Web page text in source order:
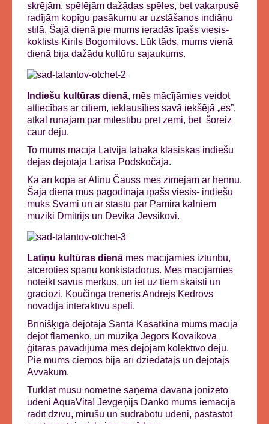
skrējām, spēlējām dažādas spēles, bet vakarpusē
radījām kopīgu pasākumu ar uzstāšanos indiāņu
stilā. Šajā dienā pie mums ieradās īpašs viesis-
koklists Kirils Bogomilovs. Lūk tāds, mums vienā
dienā bija dažādu kultūru sajaukums.
Indiešu kultūras dienā, mēs mācījāmies veidot
attiecības ar citiem, ieklausīties savā iekšējā „es”,
atkal runājām par mīlestību pret zemi, bet šoreiz
caur deju.
To mums mācīja Latvijā labākā klasiskās indiešu
dejas dejotāja Larisa Podskočaja.
Kā arī kopā ar Alinu Čauss mēs zīmējām ar hennu.
Šajā dienā mūs pagodināja īpašs viesis- indiešu
mūks Svami un ar stāstu par Pamira kalniem
mūziķi Dmitrijs un Devika Jevsikovi.
Latīņu kultūras dienā mēs mācījāmies izturību,
atceroties spāņu konkistadorus. Mēs mācījāmies
noteikt savus mērķus, un iet uz tiem skaisti un
graciozi. Koučinga treneris Andrejs Kedrovs
novadīja interaktīvu spēli.
Brīnišķīgā dejotāja Santa Kasatkina mums mācīja
dejot flamenko, un mūziķa Jegors Kovaikova
ģitāras pavadījumā mēs dejojām kolektīvo deju.
Pie mums ciemos bija arī dziedātājs un dejotājs
Avvakum.
Turklāt mūsu nometne saņēma dāvanā jonizēto
ūdeni AquaVita! Jevgeņijs Danko mums iemācīja
radīt dzīvu, mirušu un sudrabotu ūdeni, pastāstot